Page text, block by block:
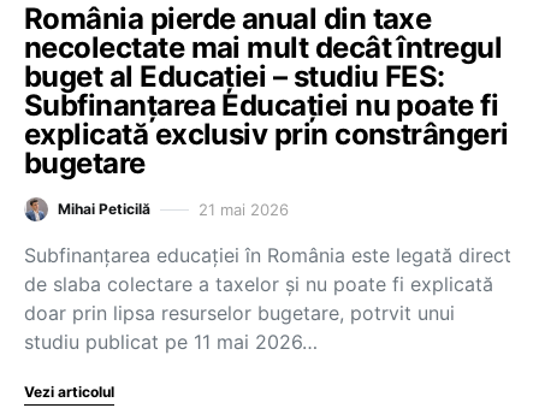
România pierde anual din taxe
necolectate mai mult decât întregul
buget al Educației – studiu FES:
Subfinanțarea Educației nu poate fi
explicată exclusiv prin constrângeri
bugetare
Mihai Peticilă 21 mai 2026
Subfinanțarea educației în România este legată direct
de slaba colectare a taxelor și nu poate fi explicată
doar prin lipsa resurselor bugetare, potrvit unui
studiu publicat pe 11 mai 2026…
Vezi articolul